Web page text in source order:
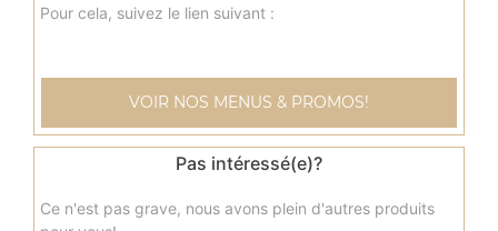
2.00 €
Coca cola 1.25l
3.50€
Coca zéro 1,25l
Pour cela, suivez le lien suivant :
VOIR NOS MENUS & PROMOS!
Pas intéressé(e)?
Ce n'est pas grave, nous avons plein d'autres produits